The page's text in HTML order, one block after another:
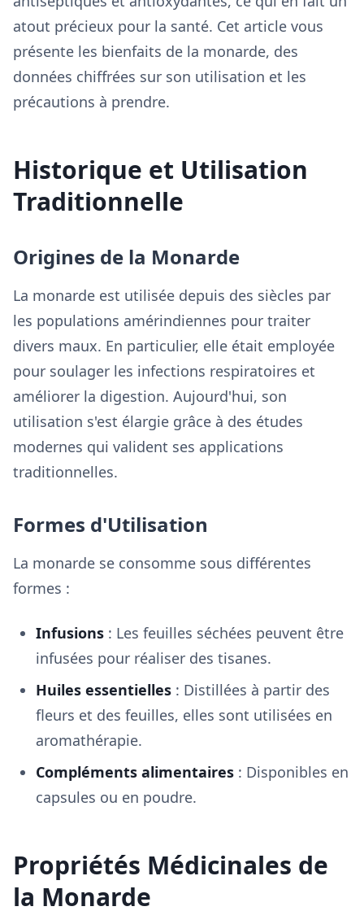
atout précieux pour la santé. Cet article vous
présente les bienfaits de la monarde, des
données chiffrées sur son utilisation et les
précautions à prendre.
Historique et Utilisation
Traditionnelle
Origines de la Monarde
La monarde est utilisée depuis des siècles par
les populations amérindiennes pour traiter
divers maux. En particulier, elle était employée
pour soulager les infections respiratoires et
améliorer la digestion. Aujourd'hui, son
utilisation s'est élargie grâce à des études
modernes qui valident ses applications
traditionnelles.
Formes d'Utilisation
La monarde se consomme sous différentes
formes :
Infusions : Les feuilles séchées peuvent être
infusées pour réaliser des tisanes.
Huiles essentielles : Distillées à partir des
fleurs et des feuilles, elles sont utilisées en
aromathérapie.
Compléments alimentaires : Disponibles en
capsules ou en poudre.
Propriétés Médicinales de
la Monarde